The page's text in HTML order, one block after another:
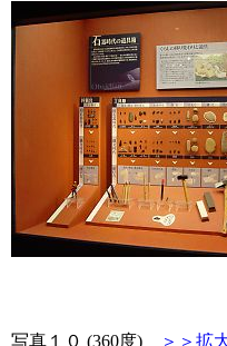
写真１０ (360度) ＞＞拡